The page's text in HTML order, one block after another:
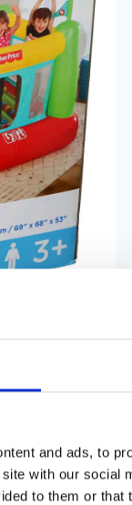
and ads, to
with our
to them or
lossi on lihtne